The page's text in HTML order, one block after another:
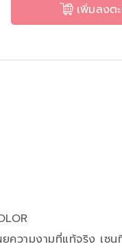
เพิ่มลงต
ยความงามที่แท้จริง เซ